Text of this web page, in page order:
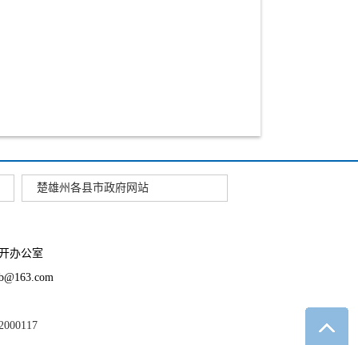
楚雄州各县市政府网站
办公室